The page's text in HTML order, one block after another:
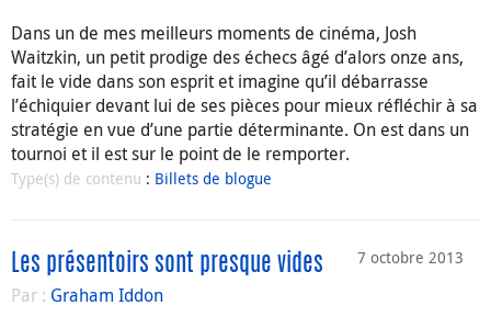
Dans un de mes meilleurs moments de cinéma, Josh
Waitzkin, un petit prodige des échecs âgé d’alors onze ans,
fait le vide dans son esprit et imagine qu’il débarrasse
l’échiquier devant lui de ses pièces pour mieux réfléchir à sa
stratégie en vue d’une partie déterminante. On est dans un
tournoi et il est sur le point de le remporter.
Type(s) de contenu : Billets de blogue
7 octobre 2013
Les présentoirs sont presque vides
Par : Graham Iddon